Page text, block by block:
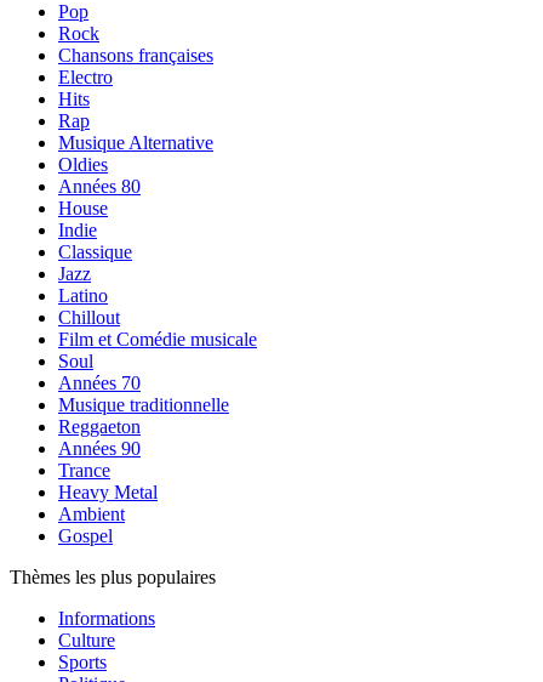
Pop
Rock
Chansons françaises
Electro
Hits
Rap
Musique Alternative
Oldies
Années 80
House
Indie
Classique
Jazz
Latino
Chillout
Film et Comédie musicale
Soul
Années 70
Musique traditionnelle
Reggaeton
Années 90
Trance
Heavy Metal
Ambient
Gospel
Thèmes les plus populaires
Informations
Culture
Sports